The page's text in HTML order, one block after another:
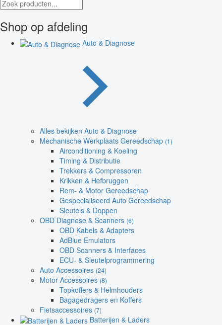
Shop op afdeling
Auto & Diagnose
Alles bekijken Auto & Diagnose
Mechanische Werkplaats Gereedschap (1)
Airconditioning & Koeling
Timing & Distributie
Trekkers & Compressoren
Krikken & Hefbruggen
Rem- & Motor Gereedschap
Gespecialiseerd Auto Gereedschap
Sleutels & Doppen
OBD Diagnose & Scanners (6)
OBD Kabels & Adapters
AdBlue Emulators
OBD Scanners & Interfaces
ECU- & Sleutelprogrammering
Auto Accessoires (24)
Motor Accessoires (8)
Topkoffers & Helmhouders
Bagagedragers en Koffers
Fietsaccessoires (7)
Batterijen & Laders